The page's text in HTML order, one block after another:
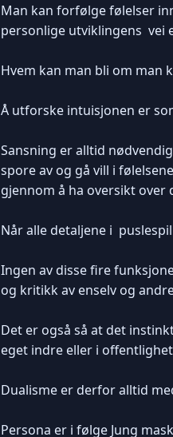
Man kan forfølge følelser
personlige utviklingens vei
Hvem kan man bli om man
Å utforske intuisjonen er
Sansning er alltid
spore av og gå vill i
gjennom å ha oversikt over
Når alle detaljene i
Ingen av disse fire
og kritikk av enselv og
Det er også så at det
eget indre eller i
Dualisme er derfor alltid
Persona er i følge Jung